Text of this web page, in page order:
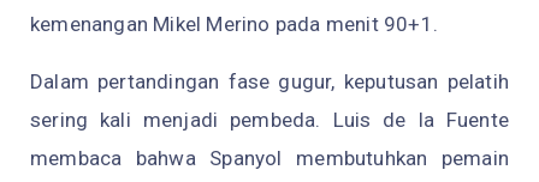
kemenangan Mikel Merino pada menit 90+1.
Dalam pertandingan fase gugur, keputusan pelatih
sering kali menjadi pembeda. Luis de la Fuente
membaca bahwa Spanyol membutuhkan pemain